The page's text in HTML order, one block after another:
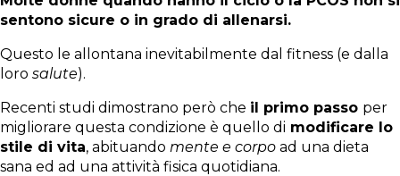
sentono sicure o in grado di allenarsi.
Questo le allontana inevitabilmente dal fitness (e dalla
loro salute).
Recenti studi dimostrano però che il primo passo per
migliorare questa condizione è quello di modificare lo
stile di vita, abituando mente e corpo ad una dieta
sana ed ad una attività fisica quotidiana.